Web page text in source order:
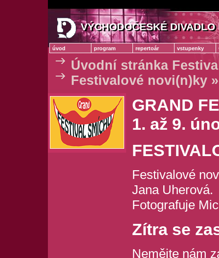
VÝCHODOČESKÉ
VÝCHODOČESKÉ DIVADLO
úvod program repertoár vstupenky
Úvodní stránka
Festivalové novi(n)ky
GRAND
1. až 9.
Festivalové
Jana Uherová.
Fotografuje
Zítra se
Nemějte nám